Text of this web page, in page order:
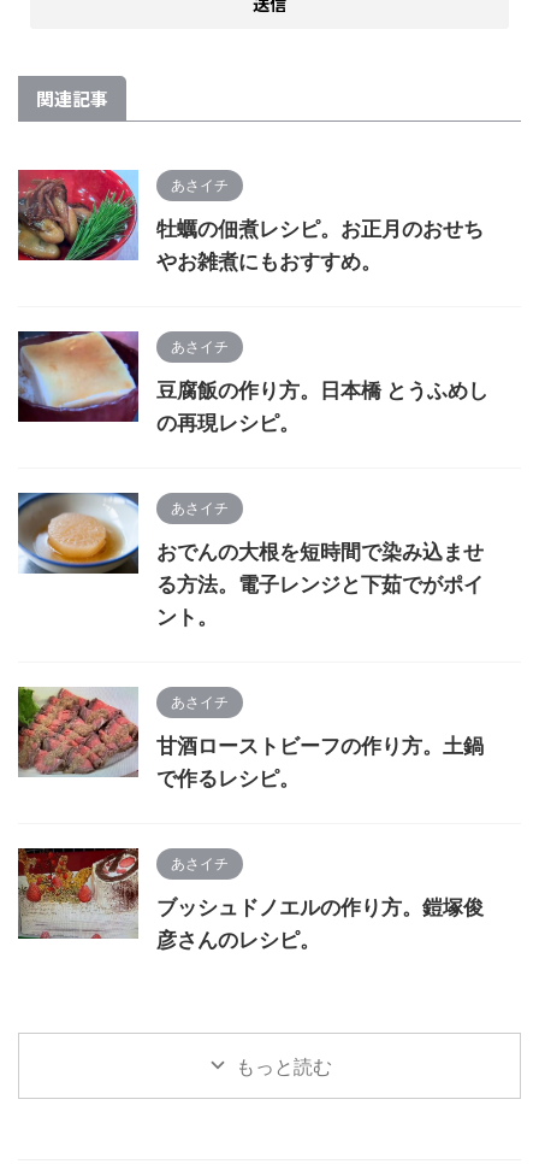
関連記事
あさイチ
牡蠣の佃煮レシピ。お正月のおせち
やお雑煮にもおすすめ。
あさイチ
豆腐飯の作り方。日本橋 とうふめし
の再現レシピ。
あさイチ
おでんの大根を短時間で染み込ませ
る方法。電子レンジと下茹でがポイ
ント。
あさイチ
甘酒ローストビーフの作り方。土鍋
で作るレシピ。
あさイチ
ブッシュドノエルの作り方。鎧塚俊
彦さんのレシピ。
もっと読む